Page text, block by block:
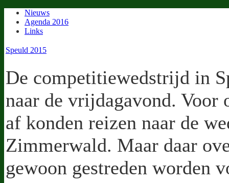
Nieuws
Agenda 2016
Links
Speuld 2015
De competitiewedstrijd in
naar de vrijdagavond. Voor
af konden reizen naar de
Zimmerwald. Maar daar
gewoon gestreden worden